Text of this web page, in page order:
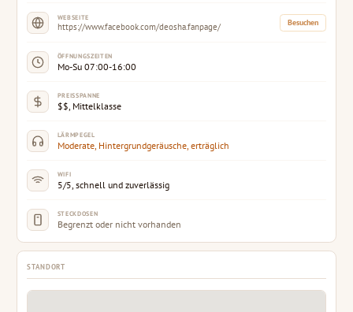
WEBSEITE
https://www.facebook.com/deosha.fanpage/ Besuchen
ÖFFNUNGSZEITEN
Mo-Su 07:00-16:00
PREISSPANNE
$$, Mittelklasse
LÄRMPEGEL
Moderate, Hintergrundgeräusche, erträglich
WIFI
5/5, schnell und zuverlässig
STECKDOSEN
Begrenzt oder nicht vorhanden
STANDORT